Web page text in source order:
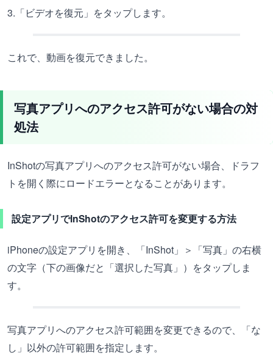
3.「ビデオを復元」をタップします。
これで、動画を復元できました。
写真アプリへのアクセス許可がない場合の対
処法
InShotの写真アプリへのアクセス許可がない場合、ドラフ
トを開く際にロードエラーとなることがあります。
設定アプリでInShotのアクセス許可を変更する方法
iPhoneの設定アプリを開き、「InShot」＞「写真」の右横
の文字（下の画像だと「選択した写真」）をタップしま
す。
写真アプリへのアクセス許可範囲を変更できるので、「な
し」以外の許可範囲を指定します。